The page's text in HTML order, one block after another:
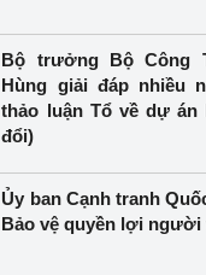
Bộ trưởng Bộ Công
Hùng giải đáp nhiều
thảo luận Tổ về dự án
đổi)
Ủy ban Cạnh tranh
Bảo vệ quyền lợi người